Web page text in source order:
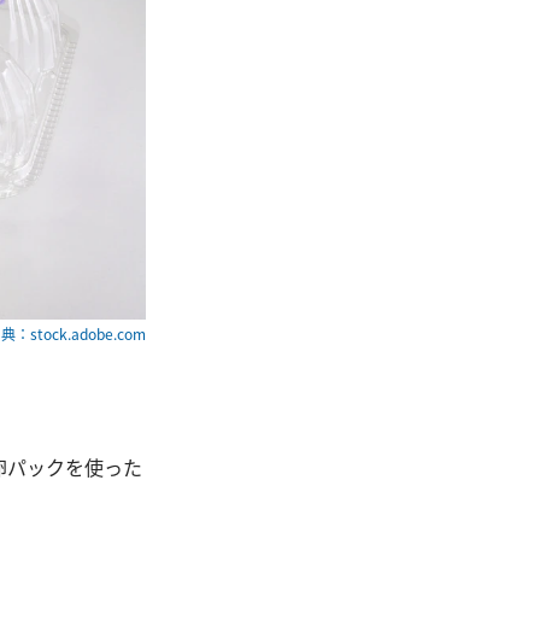
：stock.adobe.com
ックを使った